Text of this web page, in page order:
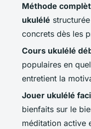
Méthode
ukulélé
concrets dès les
Cours ukulélé
populaires en
entretient la
Jouer ukulélé
bienfaits sur le
méditation active